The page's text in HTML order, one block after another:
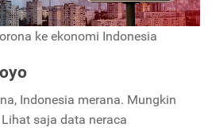
ke ekonomi Indonesia
Indonesia merana. Mungkin
saja data neraca